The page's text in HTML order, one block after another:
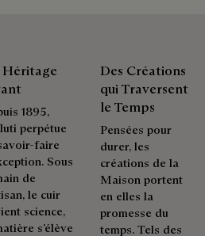
selon des normes parmi les plus
de valeur traçable, éthique
tous les deux ans.
une cire incolore afin de
ensuite avec le gant
pour redonner au cuir toute sa
depuis des décennies, la
1895,
perpétue
faire
Sous
de
le cuir
science,
s’élève
Des Créations
qui Traversent
le Temps
Pensées pour
durer, les
créations de la
Maison portent
en elles la
promesse du
temps. Tels des